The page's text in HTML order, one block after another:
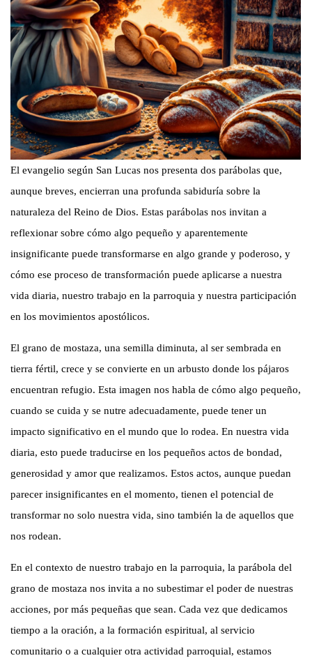
El evangelio según San Lucas nos presenta dos parábolas que,
aunque breves, encierran una profunda sabiduría sobre la
naturaleza del Reino de Dios. Estas parábolas nos invitan a
reflexionar sobre cómo algo pequeño y aparentemente
insignificante puede transformarse en algo grande y poderoso, y
cómo ese proceso de transformación puede aplicarse a nuestra
vida diaria, nuestro trabajo en la parroquia y nuestra participación
en los movimientos apostólicos.
El grano de mostaza, una semilla diminuta, al ser sembrada en
tierra fértil, crece y se convierte en un arbusto donde los pájaros
encuentran refugio. Esta imagen nos habla de cómo algo pequeño,
cuando se cuida y se nutre adecuadamente, puede tener un
impacto significativo en el mundo que lo rodea. En nuestra vida
diaria, esto puede traducirse en los pequeños actos de bondad,
generosidad y amor que realizamos. Estos actos, aunque puedan
parecer insignificantes en el momento, tienen el potencial de
transformar no solo nuestra vida, sino también la de aquellos que
nos rodean.
En el contexto de nuestro trabajo en la parroquia, la parábola del
grano de mostaza nos invita a no subestimar el poder de nuestras
acciones, por más pequeñas que sean. Cada vez que dedicamos
tiempo a la oración, a la formación espiritual, al servicio
comunitario o a cualquier otra actividad parroquial, estamos